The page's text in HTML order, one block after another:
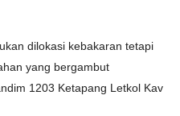
dilokasi kebakaran tetapi
yang bergambut
1203 Ketapang Letkol Kav